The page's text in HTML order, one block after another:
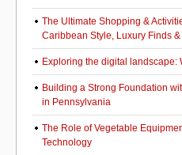
The Ultimate Shopping &
Caribbean Style, Luxury Finds
Exploring the digital landscape:
Building a Strong Foundation
in Pennsylvania
The Role of Vegetable
Technology